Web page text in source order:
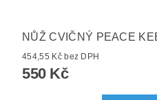
NŮŽ CVIČNÝ PEACE
454,55 Kč bez DPH
550 Kč